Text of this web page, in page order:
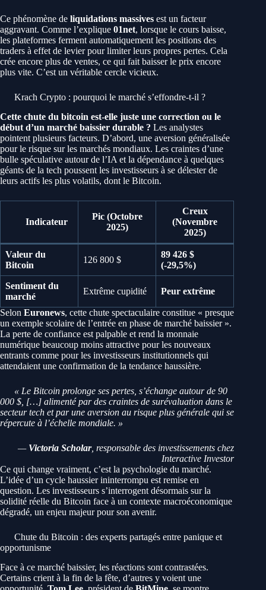
Ce phénomène de liquidations massives est un facteur
aggravant. Comme l’explique 01net, lorsque le cours baisse,
les plateformes ferment automatiquement les positions des
traders à effet de levier pour limiter leurs propres pertes. Cela
crée encore plus de ventes, ce qui fait baisser le prix encore
plus vite. C’est un véritable cercle vicieux.
Krach Crypto : pourquoi le marché s’effondre-t-il ?
Cette chute du bitcoin est-elle juste une correction ou le
début d’un marché baissier durable ? Les analystes
pointent plusieurs facteurs. D’abord, une aversion généralisée
pour le risque sur les marchés mondiaux. Les craintes d’une
bulle spéculative autour de l’IA et la dépendance à quelques
géants de la tech poussent les investisseurs à se délester de
leurs actifs les plus volatils, dont le Bitcoin.
Indicateur
Pic (Octobre
2025)
Creux
(Novembre
2025)
Valeur du
Bitcoin
126 800 $
89 426 $
(-29,5%)
Sentiment du
marché
Extrême cupidité Peur extrême
Selon Euronews, cette chute spectaculaire constitue « presque
un exemple scolaire de l’entrée en phase de marché baissier ».
La perte de confiance est palpable et rend la monnaie
numérique beaucoup moins attractive pour les nouveaux
entrants comme pour les investisseurs institutionnels qui
attendaient une confirmation de la tendance haussière.
« Le Bitcoin prolonge ses pertes, s’échange autour de 90
000 $, […] alimenté par des craintes de surévaluation dans le
secteur tech et par une aversion au risque plus générale qui se
répercute à l’échelle mondiale. »
— Victoria Scholar, responsable des investissements chez
Interactive Investor
Ce qui change vraiment, c’est la psychologie du marché.
L’idée d’un cycle haussier ininterrompu est remise en
question. Les investisseurs s’interrogent désormais sur la
solidité réelle du Bitcoin face à un contexte macroéconomique
dégradé, un enjeu majeur pour son avenir.
Chute du Bitcoin : des experts partagés entre panique et
opportunisme
Face à ce marché baissier, les réactions sont contrastées.
Certains crient à la fin de la fête, d’autres y voient une